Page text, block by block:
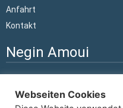
Anfahrt
Kontakt
Negin Amoui
Webseiten Cookies